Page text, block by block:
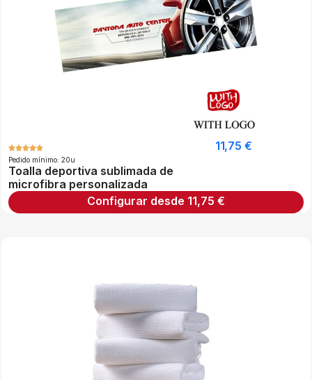
Pedido mínimo: 20u
Toalla deportiva sublimada de
microfibra personalizada
11,75 €
Configurar desde 11,75 €